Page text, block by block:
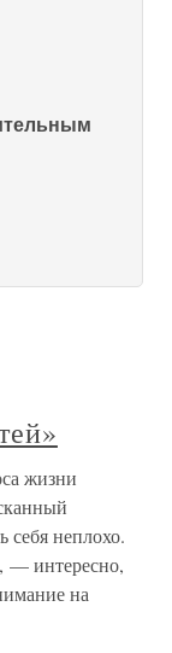
жизни
себя неплохо.
— интересно,
на